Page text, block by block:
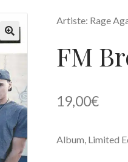
Artiste: Rage
FM
19,00€
Album, Limited